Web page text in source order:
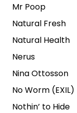
Mr Poop
Natural Fresh
Natural Health
Nerus
Nina Ottosson
No Worm (EXIL)
Nothin’ to Hide